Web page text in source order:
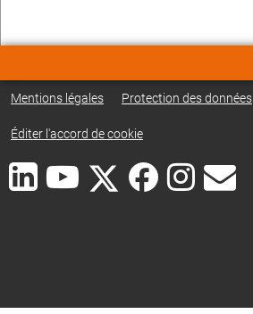
Mentions légales Protection des données
Éditer l'accord de cookie